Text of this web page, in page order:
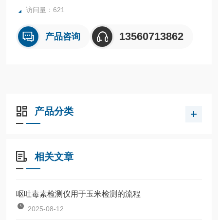
访问量：621
产品咨询 13560713862
产品分类
相关文章
呕吐毒素检测仪用于玉米检测的流程
2025-08-12